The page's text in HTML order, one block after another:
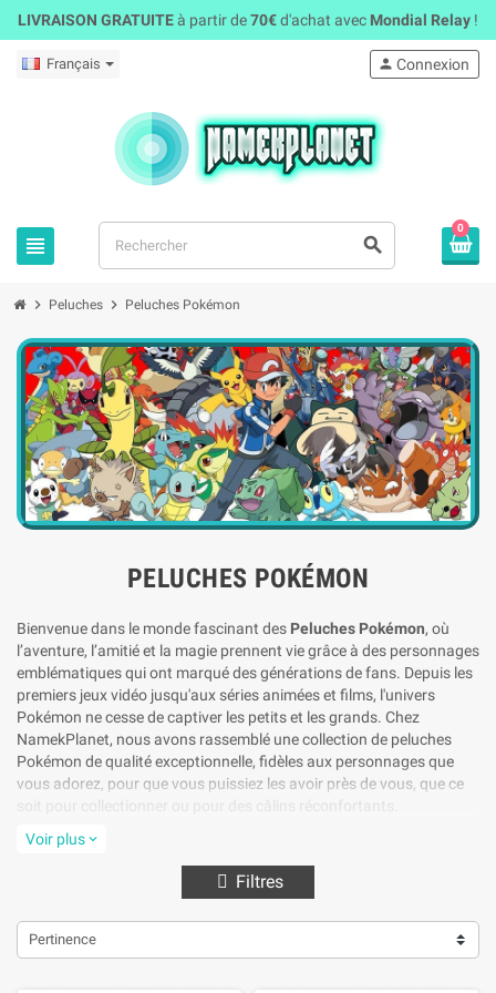
LIVRAISON GRATUITEà partir de70€d'achat avec Mondial Relay !
Français
view_headline search
person Connexion
0
chevron_right Peluches chevron_right Peluches Pokémon
PELUCHES POKÉMON
Bienvenue dans le monde fascinant des Peluches Pokémon, où
l’aventure, l’amitié et la magie prennent vie grâce à des personnages
emblématiques qui ont marqué des générations de fans. Depuis les
premiers jeux vidéo jusqu'aux séries animées et films, l'univers
Pokémon ne cesse de captiver les petits et les grands. Chez
NamekPlanet, nous avons rassemblé une collection de peluches
Pokémon de qualité exceptionnelle, fidèles aux personnages que
vous adorez, pour que vous puissiez les avoir près de vous, que ce
Une collection complète pour tous les fans
débutiez votre aventure, notre collection de peluches vous propose
une large gamme de Pokémon iconiques. Retrouvez les célèbres
Voir plus expand_more
Filtres
Pertinence